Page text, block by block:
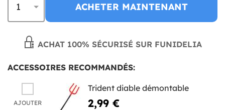
ACHETER MAINTENANT
ACHAT 100% SÉCURISÉ SUR FUNIDELIA
ACCESSOIRES RECOMMANDÉS:
AJOUTER
Trident diable démontable
2,99 €